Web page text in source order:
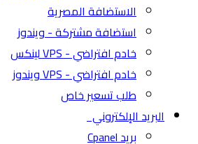
الاستضافة المصرية
استضافة مشتركة - ويندوز
خادم افتراضي - VPS لينكس
خادم افتراضي - VPS ويندوز
طلب تسعير خاص
البريد الإلكتروني
بريد Cpanel